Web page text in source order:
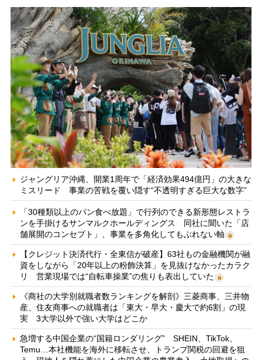
ジャングリア沖縄、開業1周年で「経済効果494億円」の大きな
ミスリード 事業の苦戦を覆い隠す“不透明すぎる巨大な数字”
「30種類以上のパン食べ放題」で行列のできる新形態レストラ
ンを手掛けるサンマルクホールディングス 同社に聞いた「店
舗展開のコンセプト」、事業を多角化してもぶれない軸
【クレジット決済代行・全東信が破産】63社もの金融機関が融
資をしながら「20年以上の粉飾決算」を見抜けなかったカラク
リ 営業現場では“自転車操業”の焦りも表出していた
《商社の大学別就職者数ランキングを解剖》三菱商事、三井物
産、住友商事への就職者は「東大・早大・慶大で約6割」の現
実 3大学以外で強い大学はどこか
急増する中国企業の“国籍ロンダリング” SHEIN、TikTok、
Temu…本社機能を海外に移転させ、トランプ関税の回避を狙